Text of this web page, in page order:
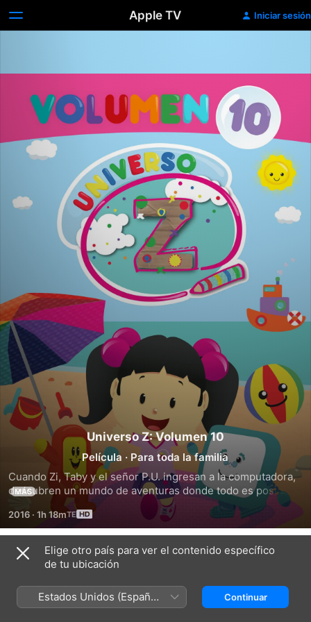
Apple TV Iniciar sesión
Universo Z: Volumen 10
Película · Para toda la familia
Cuando Zi, Taby y el señor P.U. ingresan a la computadora,
descubren un mundo de aventuras donde todo es posible.
Diviértete en este universo de fantasía. Episodios: Granja,
Barco, Bandera, Game, Juego, Playa, Juegos de Mesa y
Vacaciones.
MÁS
2016 · 1h 18m
Tráilers
Elige otro país para ver el contenido específico
de tu ubicación
Estados Unidos (Español
México)
Continuar